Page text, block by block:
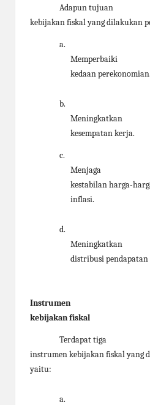
Adapun tujuan
kebijakan fiskal yang dilakukan
a.
Memperbaiki
kedaan perekonomian.
b.
Meningkatkan
kesempatan kerja.
c.
Menjaga
kestabilan harga-
inflasi.
d.
Meningkatkan
distribusi pendapatan
Instrumen
kebijakan fiskal
Terdapat tiga
instrumen kebijakan fiskal yang
yaitu:
a.